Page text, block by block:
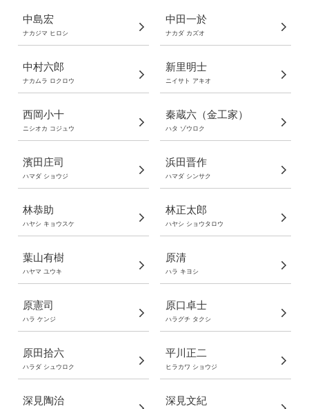
中島宏
ナカジマ ヒロシ
中田一於
ナカダ カズオ
中村六郎
ナカムラ ロクロウ
新里明士
ニイサト アキオ
西岡小十
ニシオカ コジュウ
秦蔵六（金工家）
ハタ ゾウロク
濱田庄司
ハマダ ショウジ
浜田晋作
ハマダ シンサク
林恭助
ハヤシ キョウスケ
林正太郎
ハヤシ ショウタロウ
葉山有樹
ハヤマ ユウキ
原清
ハラ キヨシ
原憲司
ハラ ケンジ
原口卓士
ハラグチ タクシ
原田拾六
ハラダ シュウロク
平川正二
ヒラカワ ショウジ
深見陶治 深見文紀